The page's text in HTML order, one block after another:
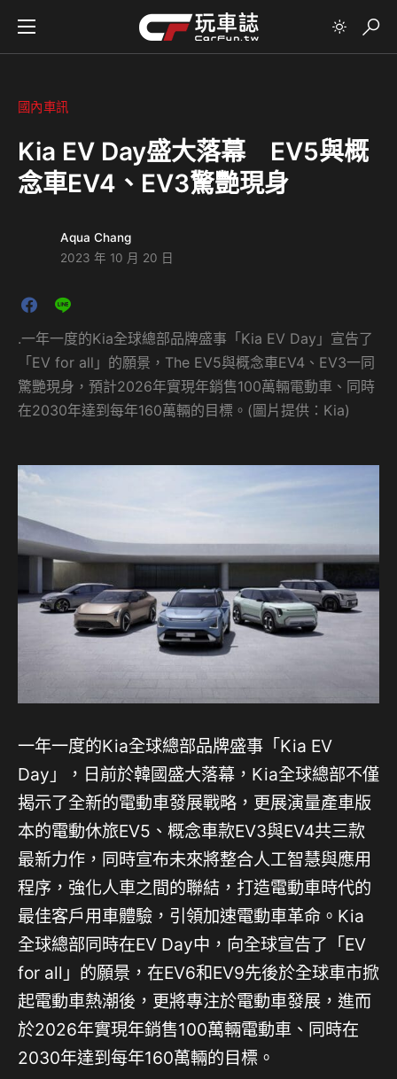
國內車訊
Kia EV Day盛大落幕 EV5與概
念車EV4、EV3驚艷現身
Aqua Chang
2023 年 10 月 20 日
.一年一度的Kia全球總部品牌盛事「Kia EV Day」宣告了
「EV for all」的願景，The EV5與概念車EV4、EV3一同
驚艷現身，預計2026年實現年銷售100萬輛電動車、同時
在2030年達到每年160萬輛的目標。(圖片提供：Kia)
一年一度的Kia全球總部品牌盛事「Kia EV
Day」，日前於韓國盛大落幕，Kia全球總部不僅
揭示了全新的電動車發展戰略，更展演量產車版
本的電動休旅EV5、概念車款EV3與EV4共三款
最新力作，同時宣布未來將整合人工智慧與應用
程序，強化人車之間的聯結，打造電動車時代的
最佳客戶用車體驗，引領加速電動車革命。Kia
全球總部同時在EV Day中，向全球宣告了「EV
for all」的願景，在EV6和EV9先後於全球車市掀
起電動車熱潮後，更將專注於電動車發展，進而
於2026年實現年銷售100萬輛電動車、同時在
2030年達到每年160萬輛的目標。